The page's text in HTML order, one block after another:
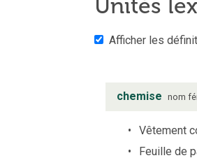
Unités
Afficher les
chemise nom
Vêtement
Feuille de